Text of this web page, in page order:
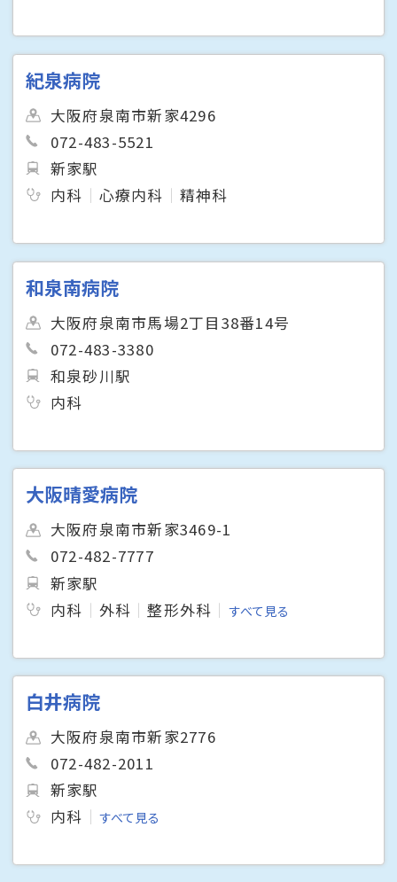
紀泉病院
大阪府泉南市新家4296
072-483-5521
新家駅
内科
心療内科 精神科
和泉南病院
大阪府泉南市馬場2丁目38番14号
072-483-3380
和泉砂川駅
内科
大阪晴愛病院
大阪府泉南市新家3469-1
072-482-7777
新家駅
内科
外科 整形外科 すべて見る
白井病院
大阪府泉南市新家2776
072-482-2011
新家駅
内科
すべて見る